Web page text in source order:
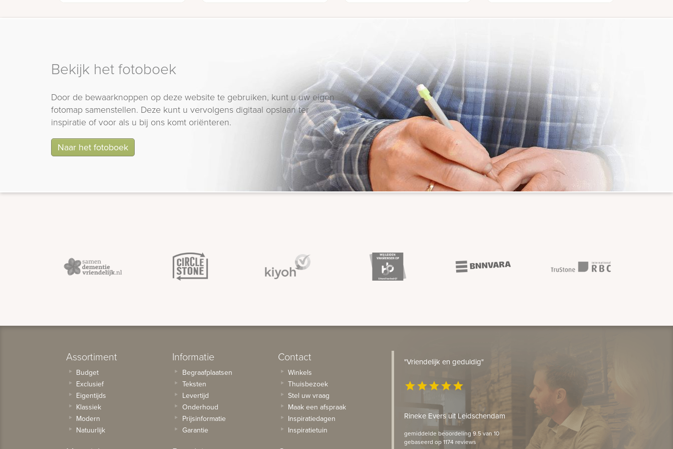
Bekijk het fotoboek
Door de bewaarknoppen op deze website te gebruiken, kunt u uw eigen
fotomap samenstellen. Deze kunt u vervolgens digitaal opslaan ter
inspiratie of voor als u bij ons komt oriënteren.
Naar het fotoboek
Assortiment
Budget
Exclusief
Eigentijds
Klassiek
Modern
Natuurlijk
Informatie
Begraafplaatsen
Teksten
Levertijd
Onderhoud
Prijsinformatie
Garantie
Contact
Winkels
Thuisbezoek
Stel uw vraag
Maak een afspraak
Inspiratiedagen
Inspiratietuin
"Vriendelijk en geduldig"
starstarstarstarstar
Rineke Evers uit Leidschendam
gemiddelde beoordeling 9.5 van 10
gebaseerd op 1174 reviews